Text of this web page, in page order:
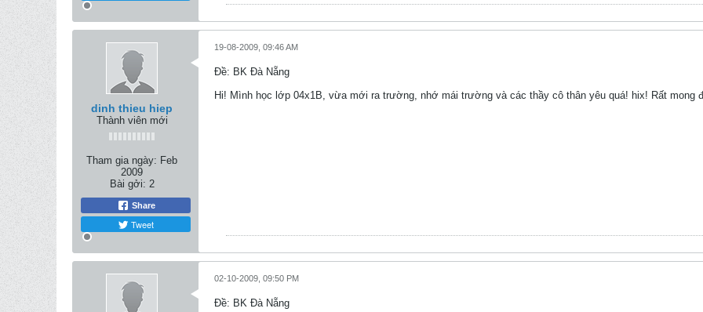
dinh thieu hiep
Thành viên mới
Tham gia ngày: Feb
2009
Bài gởi: 2
Share
Tweet
19-08-2009, 09:46 AM
Ðề: BK Đà Nẵng
Hi! Mình học lớp 04x1B, vừa mới ra trường, nhớ mái trường và các thầy cô thân yêu quá! hix! Rất
02-10-2009, 09:50 PM
Ðề: BK Đà Nẵng